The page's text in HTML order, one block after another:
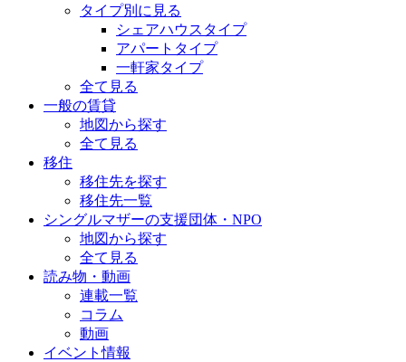
タイプ別に見る
シェアハウスタイプ
アパートタイプ
一軒家タイプ
全て見る
一般の賃貸
地図から探す
全て見る
移住
移住先を探す
移住先一覧
シングルマザーの支援団体・NPO
地図から探す
全て見る
読み物・動画
連載一覧
コラム
動画
イベント情報